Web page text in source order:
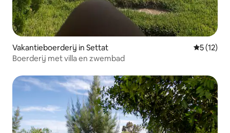
Vakantieboerderij in Settat
5 (12)
Boerderij met villa en zwembad